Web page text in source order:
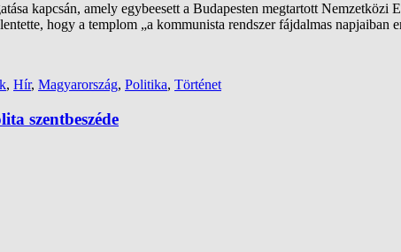
kapcsán, amely egybeesett a Budapesten megtartott
hogy a templom „a kommunista rendszer fájdalmas napjaiban
, Hír, Magyarország, Politika, Történet
szentbeszéde